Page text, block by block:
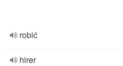
robić
hirer